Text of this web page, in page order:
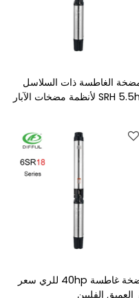
الغاطسة ذات السلاسل
SRH 5.5hp لأنظمة مضخات الآبار
مضخة غاطسة 40hp للري سعر
العميق الفلبين